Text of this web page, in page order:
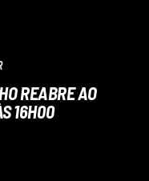
REABRE AO
16H00